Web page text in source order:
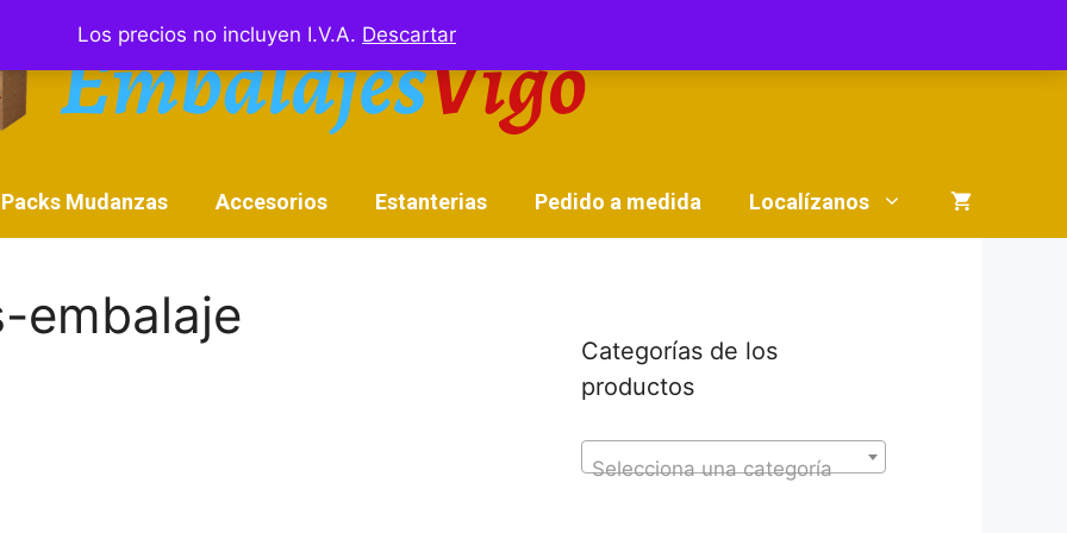
Los precios no incluyen I.V.A. Descartar
Packs Mudanzas Accesorios Estanterias Pedido a medida Localízanos
embalaje
Categorías de los
productos
Selecciona una categoría